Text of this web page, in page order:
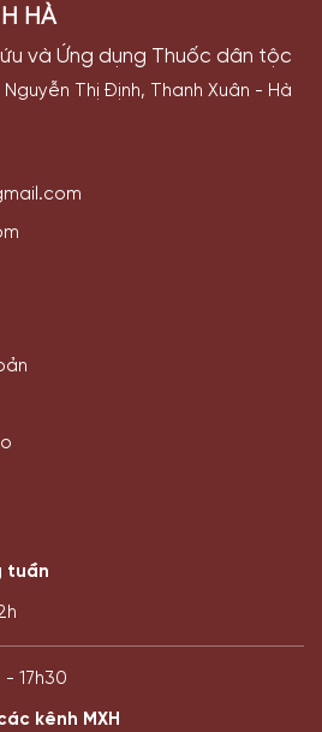
HÀ
và Ứng dụng Thuốc dân tộc
Thị Định, Thanh Xuân - Hà
tuần
- 17h30
kênh MXH